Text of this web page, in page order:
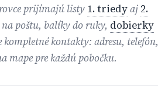
prijímajú listy 1. triedyaj 2.
poštu, balíky do ruky, dobierky
kompletné kontakty: adresu, telefón,
mape pre každú pobočku.